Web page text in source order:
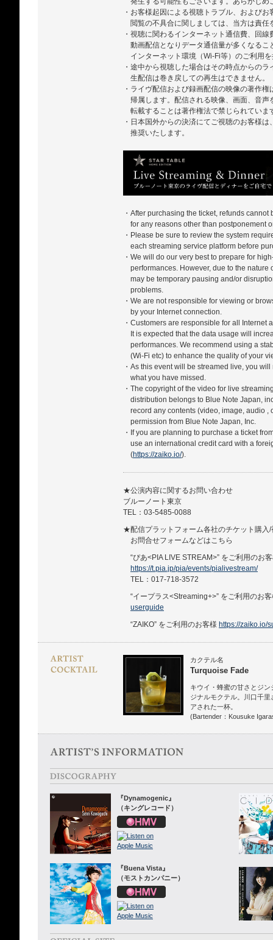
・お客様起因による視聴トラブル、および
閲覧の不具合に関しましては、当方は責任
・視聴に関わるインターネット通信費、回
動画配信となりデータ通信量が多くなるこ
インターネット環境（Wi-Fi等）のご利用
・途中から視聴した場合はその時点からのラ
生配信は巻き戻しての再生はできません。
・ライヴ配信および録画配信の映像の著作
帰属します。配信される映像、画面、音
転載することは著作権法で禁じられていま
・日本国外からの決済にてご視聴のお客様は
推奨いたします。
・After purchasing the ticket, refunds cannot
for any reasons other than postponement
・Please be sure to review the system
each streaming service platform before
・We will do our very best to prepare for
performances. However, due to the nature
may be temporary pausing and/or
problems.
・We are not responsible for viewing or
by your Internet connection.
・Customers are responsible for all Internet
It is expected that the data usage will
performances. We recommend using a
(Wi-Fi etc) to enhance the quality of your
・As this event will be streamed live, you
what you have missed.
・The copyright of the video for live
distribution belongs to Blue Note Japan,
record any contents (video, image, audio
permission from Blue Note Japan, Inc.
・If you are planning to purchase a ticket
use an international credit card with a
(https://zaiko.io/).
★公演内容に関するお問い合わせ
ブルーノート東京
TEL：03-5485-0088
★配信プラットフォーム各社のチケット購入/
お問合せフォームなどはこちら
“ぴあ<PIA LIVE STREAM>” をご利用のお
https://t.pia.jp/pia/events/pialivestream/
TEL：017-718-3572
“イープラス<Streaming+>” をご利用のお
userguide
“ZAIKO” をご利用のお客様 https://zaiko.io/
カクテル名
Turquoise Fade
キウイ・蜂蜜の甘さとジ
ジナルモクテル。川口千
アされた一杯。
(Bartender：Kousuke
『Dynamogenic』
（キングレコード）
『Buena Vista』
（モストカンパニー）